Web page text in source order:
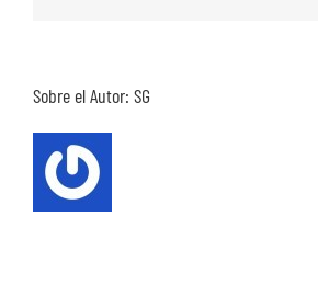
Sobre el Autor: SG